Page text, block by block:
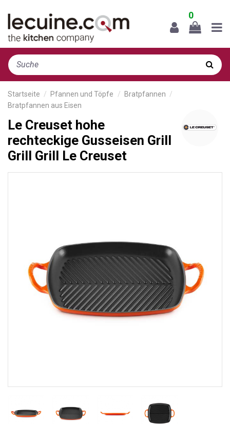
0
Startseite Pfannen und Töpfe
Bratpfannen
Bratpfannen aus Eisen
Le Creuset hohe
rechteckige Gusseisen Grill
Grill Grill Le Creuset